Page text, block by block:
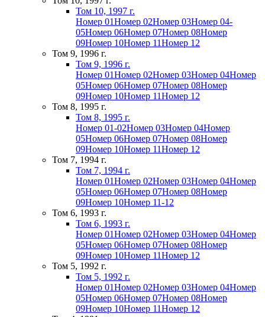
Том 10, 1997 г.
Номер 01Номер 02Номер 03Номер 04-
05Номер 06Номер 07Номер 08Номер
09Номер 10Номер 11Номер 12
Том 9, 1996 г.
Том 9, 1996 г.
Номер 01Номер 02Номер 03Номер 04Номер
05Номер 06Номер 07Номер 08Номер
09Номер 10Номер 11Номер 12
Том 8, 1995 г.
Том 8, 1995 г.
Номер 01-02Номер 03Номер 04Номер
05Номер 06Номер 07Номер 08Номер
09Номер 10Номер 11Номер 12
Том 7, 1994 г.
Том 7, 1994 г.
Номер 01Номер 02Номер 03Номер 04Номер
05Номер 06Номер 07Номер 08Номер
09Номер 10Номер 11-12
Том 6, 1993 г.
Том 6, 1993 г.
Номер 01Номер 02Номер 03Номер 04Номер
05Номер 06Номер 07Номер 08Номер
09Номер 10Номер 11Номер 12
Том 5, 1992 г.
Том 5, 1992 г.
Номер 01Номер 02Номер 03Номер 04Номер
05Номер 06Номер 07Номер 08Номер
09Номер 10Номер 11Номер 12